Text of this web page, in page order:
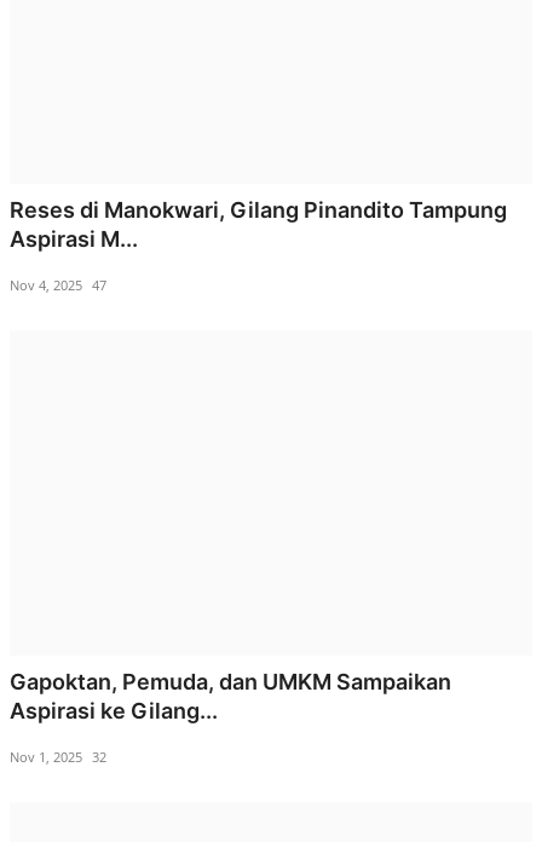
Reses di Manokwari, Gilang Pinandito Tampung
Aspirasi M...
Nov 4, 2025 47
Gapoktan, Pemuda, dan UMKM Sampaikan
Aspirasi ke Gilang...
Nov 1, 2025 32